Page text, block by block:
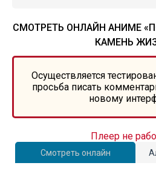
СМОТРЕТЬ ОНЛАЙН АНИМЕ
КАМЕНЬ
Осуществляется
просьба писать
новому
Смотреть онлайн
Плеер не